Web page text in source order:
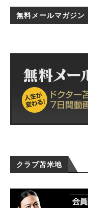
無料メールマガジン
クラブ苫米地